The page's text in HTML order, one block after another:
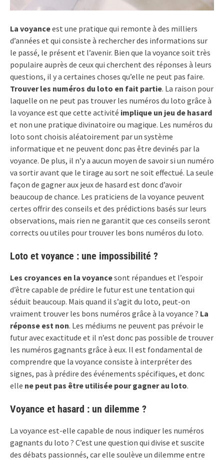
La voyanceest une pratique qui remonte à des milliers
d’années et qui consiste à rechercher des informations sur
le passé, le présent et l’avenir. Bien que la voyance soit très
populaire auprès de ceux qui cherchent des réponses à leurs
questions, il y a certaines choses qu’elle ne peut pas faire.
Trouver les numéros du loto en fait partie. La raison pour
laquelle on ne peut pas trouver les numéros du loto grâce à
la voyance est que cette activité implique un jeu de hasard
et non une pratique divinatoire ou magique. Les numéros du
loto sont choisis aléatoirement par un système
informatique et ne peuvent donc pas être devinés par la
voyance. De plus, il n’y a aucun moyen de savoir si un numéro
va sortir avant que le tirage au sort ne soit effectué. La seule
façon de gagner aux jeux de hasard est donc d’avoir
beaucoup de chance. Les praticiens de la voyance peuvent
certes offrir des conseils et des prédictions basés sur leurs
observations, mais rien ne garantit que ces conseils seront
corrects ou utiles pour trouver les bons numéros du loto.
Loto et voyance : une impossibilité ?
Les croyances en la voyancesont répandues et l’espoir
d’être capable de prédire le futur est une tentation qui
séduit beaucoup. Mais quand il s’agit du loto, peut-on
vraiment trouver les bons numéros grâce à la voyance ? La
réponse est non. Les médiums ne peuvent pas prévoir le
futur avec exactitude et il n’est donc pas possible de trouver
les numéros gagnants grâce à eux. Il est fondamental de
comprendre que la voyance consiste à interpréter des
signes, pas à prédire des événements spécifiques, et donc
elle ne peut pas être utilisée pour gagner au loto.
Voyance et hasard : un dilemme ?
La voyance est-elle capable de nous indiquer les numéros
gagnants du loto ? C’est une question qui divise et suscite
des débats passionnés, car elle soulève un dilemme entre